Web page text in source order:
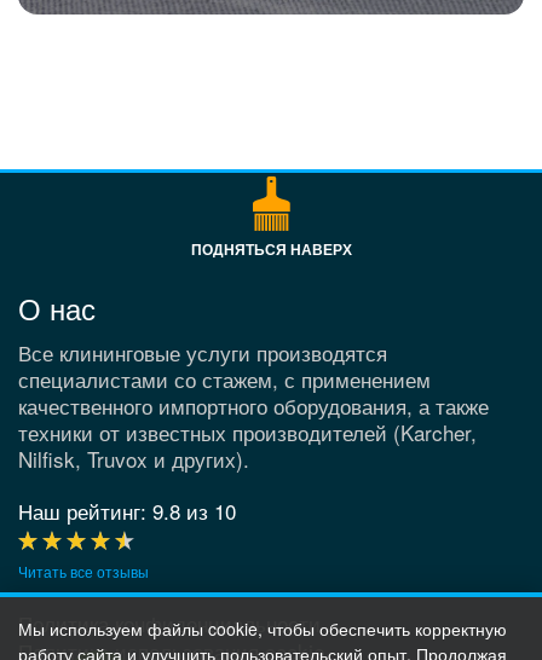
ПОДНЯТЬСЯ НАВЕРХ
О нас
Все клининговые услуги производятся
специалистами со стажем, с применением
качественного импортного оборудования, а также
техники от известных производителей (Karcher,
Nilfisk, Truvox и других).
Наш рейтинг: 9.8 из 10
Читать все отзывы
Политика конфиденциальности
Политика использования cookie
Мы используем файлы cookie, чтобы обеспечить корректную
работу сайта и улучшить пользовательский опыт. Продолжая